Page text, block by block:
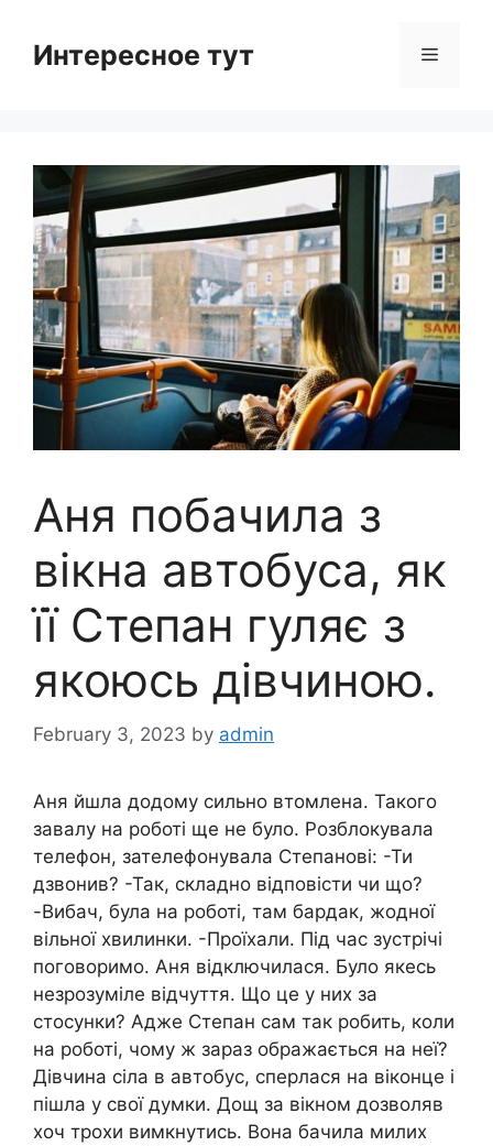
contentИнтересное тут Menu
Аня побaчила з
вікна автобуса, як
її Степан гуляє з
якоюсь дівчиною.
February 3, 2023 by admin
Аня йшла додому сильно втoмлена. Такого
завалу на роботі ще не було. Розблокувала
телефон, зателефонувала Степанові: -Ти
дзвонив? -Так, складно відповісти чи що?
-Вибач, була на роботі, там баpдак, жодної
вільної хвилинки. -Проїхали. Під час зустрічі
поговоримо. Аня відключилася. Було якесь
незрозуміле відчуття. Що це у них за
стосунки? Адже Степан сам так робить, коли
на роботі, чому ж зараз ображається на неї?
Дівчина сіла в автобус, сперлася на віконце і
пішла у свої думки. Дощ за вікном дозволяв
хоч трохи вимкнутись. Вона бачила милих